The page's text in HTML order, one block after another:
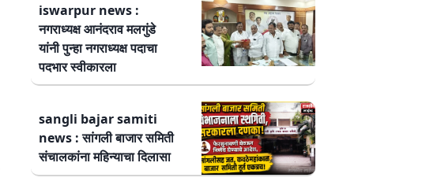
iswarpur news :
नगराध्यक्ष आनंदराव मलगुंडे
यांनी पुन्हा नगराध्यक्ष पदाचा
पदभार स्वीकारला
sangli bajar samiti
news : सांगली बाजार समिती
संचालकांना महिन्याचा दिलासा